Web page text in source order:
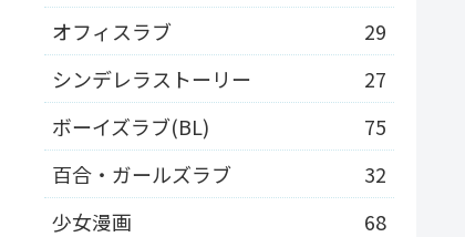
オフィスラブ
29
シンデレラストーリー
27
ボーイズラブ(BL)
75
百合・ガールズラブ
32
少女漫画
68